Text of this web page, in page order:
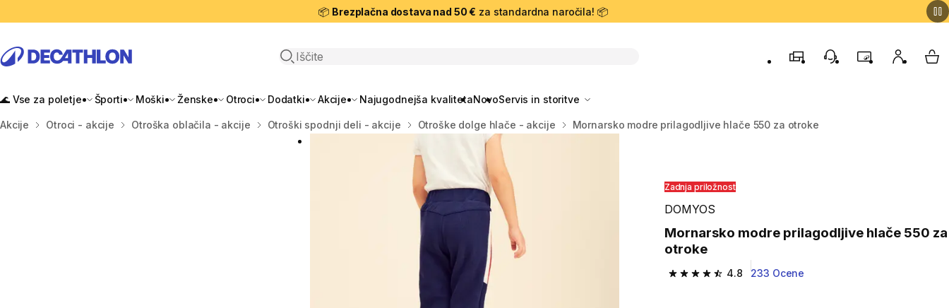
📦 Brezplačna dostava nad 50 € za standardna naročila! 📦
Odpri iskanje
TrgovinePodporo strankam
ProgramMoj račun
🌊 Vse za poletje Športi Moški Ženske Otroci Dodatki Akcije Najugodnejša kvalitetaNovoServis in storitve
Domov
Akcije Otroci - akcije Otroška oblačila - akcije Otroški spodnji deli - akcije Otroške dolge hlače - akcije Mornarsko modre prilagodljive hlače 550 za otroke
Zadnja priložnost
DOMYOS
Mornarsko modre prilagodljive hlače 550 za
otroke
4.8
4.8 od 5 zvezdic from 233 ocene
233 Ocene